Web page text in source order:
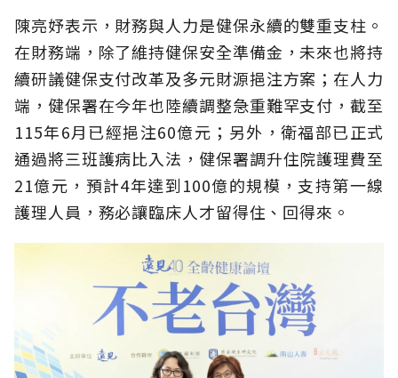
陳亮妤表示，財務與人力是健保永續的雙重支柱。
在財務端，除了維持健保安全準備金，未來也將持
續研議健保支付改革及多元財源挹注方案；在人力
端，健保署在今年也陸續調整急重難罕支付，截至
115年6月已經挹注60億元；另外，衛福部已正式
通過將三班護病比入法，健保署調升住院護理費至
21億元，預計4年達到100億的規模，支持第一線
護理人員，務必讓臨床人才留得住、回得來。